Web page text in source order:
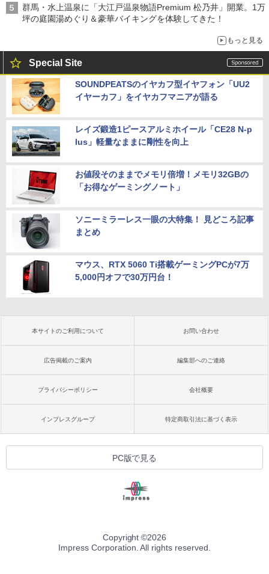
群馬・水上温泉に「大江戸温泉物語Premium 松乃井」開業。1万
坪の庭園湯めぐり＆豪華バイキングを体験してきた！
もっと見る
Special Site
SOUNDPEATSのイヤカフ型イヤフォン「UU2
イヤーカフ」をイヤカフマニアが語る
レイズ鍛造1ピースアルミホイール「CE28 N-p
lus」軽量なままに剛性を向上
お値段そのままでメモリ倍増！メモリ32GBの
「お得なゲーミングノート」
ソニーミラーレス一眼の大特集！ 見どころ記事
まとめ
マウス、RTX 5060 Ti搭載ゲーミングPCが7万
5,000円オフで30万円台！
本サイトのご利用について お問い合わせ
広告掲載のご案内 編集部へのご連絡
プライバシーポリシー 会社概要
インプレスグループ 特定商取引法に基づく表示
PC版で見る
Copyright ©2026
Impress Corporation. All rights reserved.